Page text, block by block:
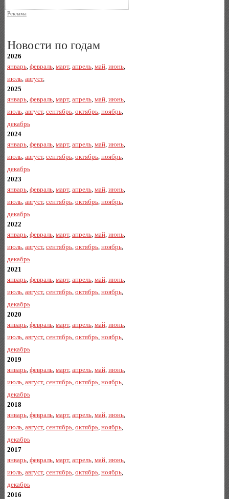
Реклама
Новости по годам
2026
январь, февраль, март, апрель, май, июнь,
июль, август,
2025
январь, февраль, март, апрель, май, июнь,
июль, август, сентябрь, октябрь, ноябрь,
декабрь
2024
январь, февраль, март, апрель, май, июнь,
июль, август, сентябрь, октябрь, ноябрь,
декабрь
2023
январь, февраль, март, апрель, май, июнь,
июль, август, сентябрь, октябрь, ноябрь,
декабрь
2022
январь, февраль, март, апрель, май, июнь,
июль, август, сентябрь, октябрь, ноябрь,
декабрь
2021
январь, февраль, март, апрель, май, июнь,
июль, август, сентябрь, октябрь, ноябрь,
декабрь
2020
январь, февраль, март, апрель, май, июнь,
июль, август, сентябрь, октябрь, ноябрь,
декабрь
2019
январь, февраль, март, апрель, май, июнь,
июль, август, сентябрь, октябрь, ноябрь,
декабрь
2018
январь, февраль, март, апрель, май, июнь,
июль, август, сентябрь, октябрь, ноябрь,
декабрь
2017
январь, февраль, март, апрель, май, июнь,
июль, август, сентябрь, октябрь, ноябрь,
декабрь
2016